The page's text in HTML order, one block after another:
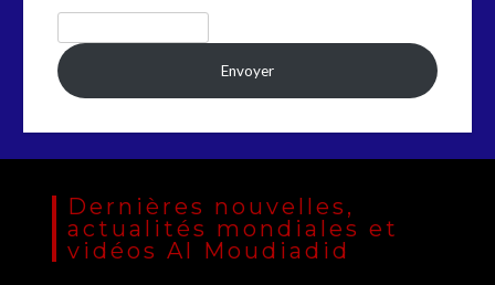
Envoyer
Dernières nouvelles,
actualités mondiales et
vidéos Al Moudiadid